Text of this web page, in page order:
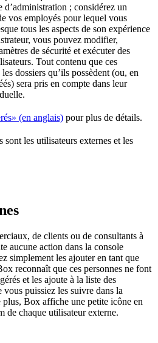
; considérez un
vos employés pour lequel vous
tous les aspects de son expérience
vous pouvez modifier,
de sécurité et exécuter des
Tout contenu que ces
dossiers qu’ils possèdent (ou, en
sera pris en compte dans leur
(en anglais) pour plus de détails.
sont les utilisateurs externes et les
de clients ou de consultants à
aucune action dans la console
simplement les ajouter en tant que
reconnaît que ces personnes ne font
et les ajoute à la liste des
puissiez les suivre dans la
Box affiche une petite icône en
de chaque utilisateur externe.